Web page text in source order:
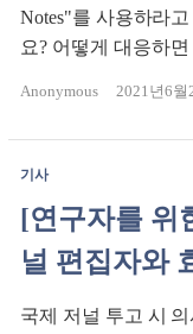
Notes"를 사용하라고
요? 어떻게 대응하
Anonymous 2021년6월
기사
[연구자를 위
널 편집자와
국제 저널 투고 시